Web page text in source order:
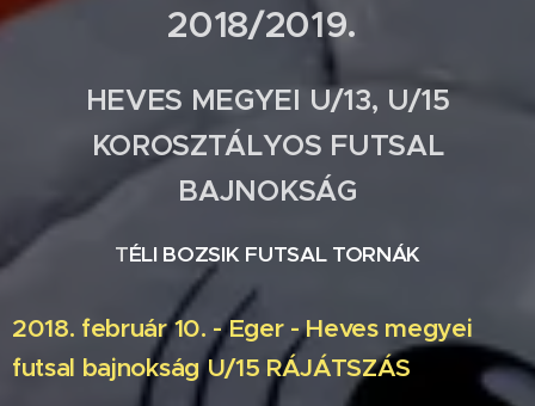
2018/2019.
HEVES MEGYEI U/13, U/15
KOROSZTÁLYOS FUTSAL
BAJNOKSÁG
TÉLI BOZSIK FUTSAL TORNÁK
2018. február 10. - Eger - Heves megyei
futsal bajnokság U/15 RÁJÁTSZÁS